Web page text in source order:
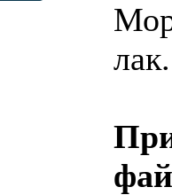
лак.